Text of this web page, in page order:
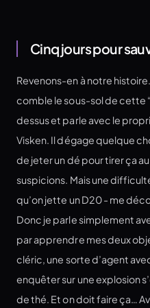
Cinq jours pour
Revenons-en à notre
comble le sous-sol de cette
dessus et parle avec le
Visken. Il dégage quelque
de jeter un dé pour tirer ça
suspicions. Mais une
qu’on jette un D20 - me
Donc je parle simplement
par apprendre mes deux
cléric, une sorte d’agent
enquêter sur une explosion
de thé. Et on doit faire ça…